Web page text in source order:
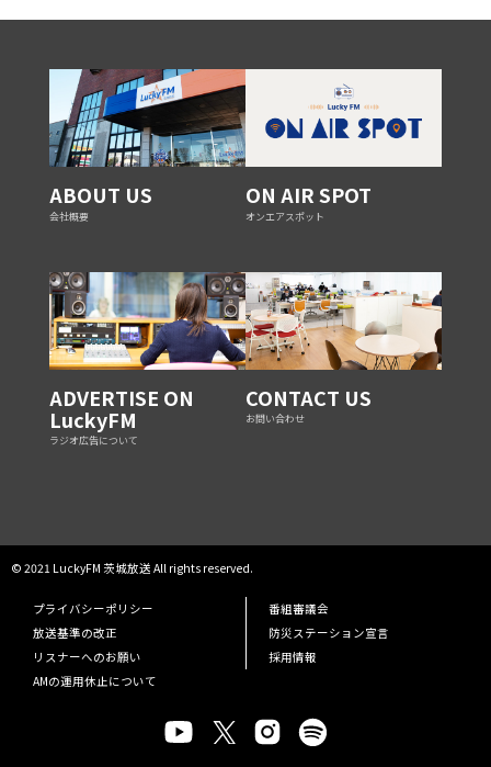
ABOUT US
会社概要
ON AIR SPOT
オンエアスポット
ADVERTISE ON
LuckyFM
ラジオ広告について
CONTACT US
お問い合わせ
© 2021 LuckyFM 茨城放送 All rights reserved.
プライバシーポリシー
番組審議会
放送基準の改正
防災ステーション宣言
リスナーへのお願い
採用情報
AMの運用休止について